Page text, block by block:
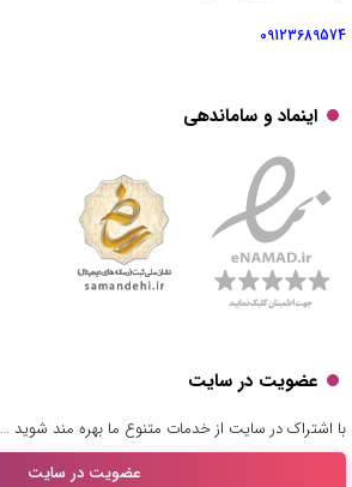
09123689574
اینماد و ساماندهی
عضویت در سایت
با اشتراک در سایت از خدمات متنوع ما بهره مند شوید …
عضویت در سایت